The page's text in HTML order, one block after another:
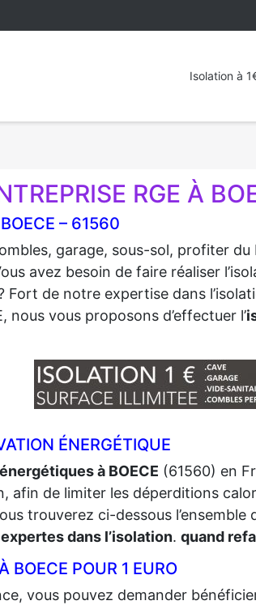
Isolation à
RGE À
– 61560
garage, sous-sol, profiter
avez besoin de faire réaliser
Fort de notre expertise dans
nous vous proposons d’effectuer l’
ÉNERGÉTIQUE
à BOECE (61560) en
afin de limiter les déperditions
trouverez ci-dessous
expertes dans l’isolation. quand
BOECE POUR 1 EURO
vous pouvez demander